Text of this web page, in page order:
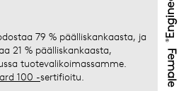
79 % päälliskankaasta, ja
21 % päälliskankaasta,
tuotevalikoimassamme.
100 -sertifioitu.